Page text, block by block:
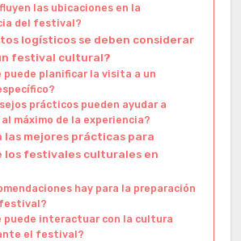
las ubicaciones en la
del festival?
logísticos se deben considerar
festival cultural?
puede planificar la visita a un
prácticos pueden ayudar a
máximo de la experiencia?
las mejores prácticas para
los festivales culturales en
hay para la preparación
puede interactuar con la cultura
el festival?